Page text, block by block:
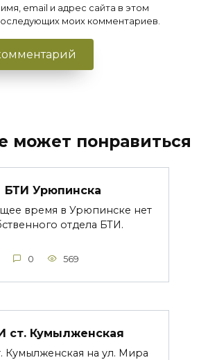
email и адрес сайта в этом
моих комментариев.
может понравиться
БТИ Урюпинска
время в Урюпинске нет
отдела БТИ.
0 569
ст. Кумылженская
Кумылженская на ул. Мира